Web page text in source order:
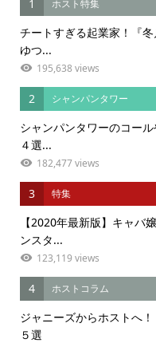
1 ホスト特集
チートすぎる起業家！『
ゆつ...
195,638 views
2 シャンパンタワー
シャンパンタワーのコー
４選...
182,477 views
3 特集
【2020年最新版】キャバ
ンスタ...
123,119 views
4 ホストコラム
ジャニーズからホストへ
５選